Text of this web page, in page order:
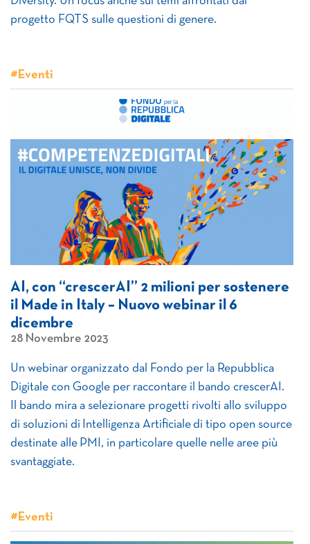
progetto FQTS sulle questioni di genere.
#Eventi
AI, con “crescerAI” 2 milioni per sostenere
il Made in Italy – Nuovo webinar il 6
dicembre
28 Novembre 2023
Un webinar organizzato dal Fondo per la Repubblica
Digitale con Google per raccontare il bando crescerAI.
Il bando mira a selezionare progetti rivolti allo sviluppo
di soluzioni di Intelligenza Artificiale di tipo open source
destinate alle PMI, in particolare quelle nelle aree più
svantaggiate.
#Eventi